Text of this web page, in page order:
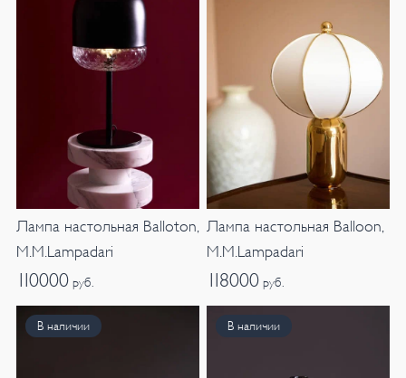
Лампа настольная Balloton,
M.M.Lampadari
110000 руб.
Лампа настольная Balloon,
M.M.Lampadari
118000 руб.
В наличии В наличии